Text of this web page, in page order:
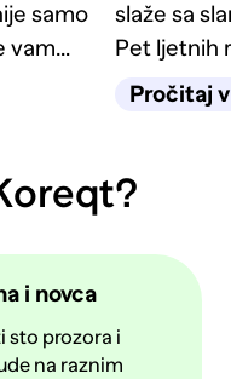
samo
vam
slaže sa
Pet ljetnih
kategorije
Pročitaj
i novca
sto prozora i
na raznim